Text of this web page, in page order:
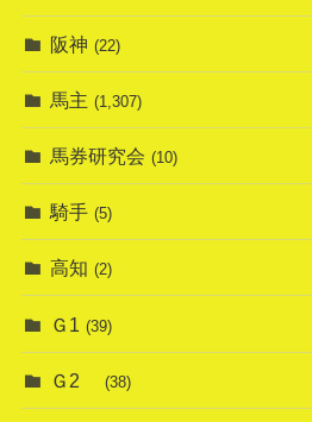
阪神 (22)
馬主 (1,307)
馬券研究会 (10)
騎手 (5)
高知 (2)
Ｇ1 (39)
Ｇ2 (38)